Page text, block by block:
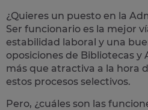
¿Quieres un puesto en la
Ser funcionario es la mejor
estabilidad laboral y una
oposiciones de Bibliotecas y
más que atractiva a la hora
estos procesos selectivos.
Pero, ¿cuáles son las